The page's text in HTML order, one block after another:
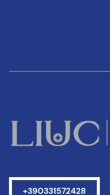
+390331572428